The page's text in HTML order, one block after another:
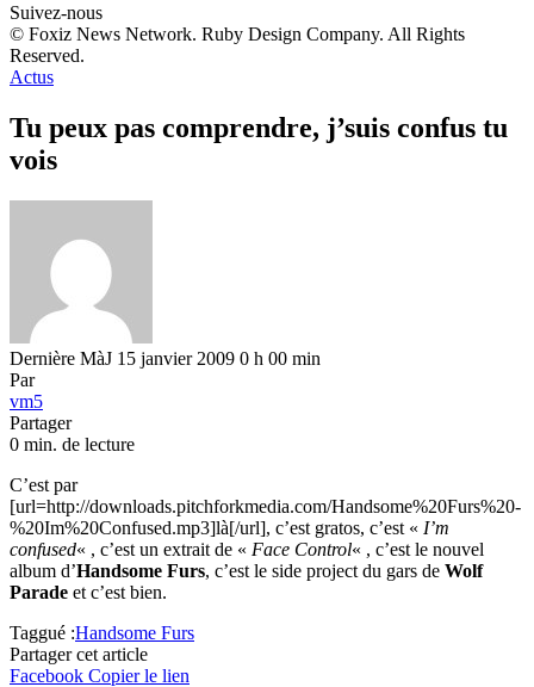
Suivez-nous
© Foxiz News Network. Ruby Design Company. All Rights
Reserved.
Actus
Tu peux pas comprendre, j’suis confus tu
vois
Dernière MàJ 15 janvier 2009 0 h 00 min
Par
vm5
Partager
0 min. de lecture
C’est par
[url=http://downloads.pitchforkmedia.com/Handsome%20Furs%20-
%20Im%20Confused.mp3]là[/url], c’est gratos, c’est « I’m
confused« , c’est un extrait de « Face Control« , c’est le nouvel
album d’Handsome Furs, c’est le side project du gars de Wolf
Parade et c’est bien.
Taggué :Handsome Furs
Partager cet article
Facebook Copier le lien